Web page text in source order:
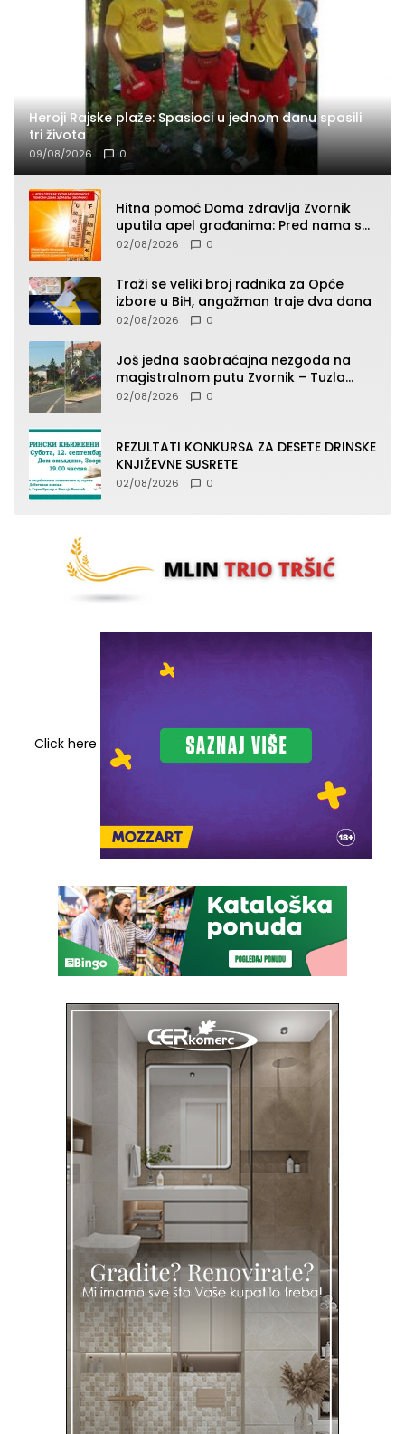
Heroji Rajske plaže: Spasioci u jednom danu spasili
tri života
09/08/2026 0
Hitna pomoć Doma zdravlja Zvornik
uputila apel građanima: Pred nama su
temperature do 40°C, oprez zbog
02/08/2026 0
Traži se veliki broj radnika za Opće
izbore u BiH, angažman traje dva dana
02/08/2026 0
Još jedna saobraćajna nezgoda na
magistralnom putu Zvornik – Tuzla
(FOTO)
02/08/2026 0
REZULTATI KONKURSA ZA DESETE DRINSKE
KNJIŽEVNE SUSRETE
02/08/2026 0
Click here